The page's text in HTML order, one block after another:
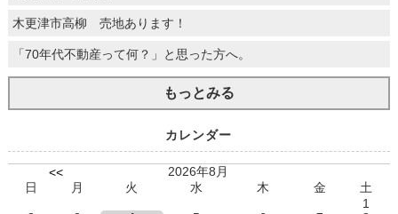
木更津市高柳 売地あります！
「70年代不動産って何？」と思った方へ。
もっとみる
カレンダー
<<
2026年8月
日
月 火 水 木 金
土
1